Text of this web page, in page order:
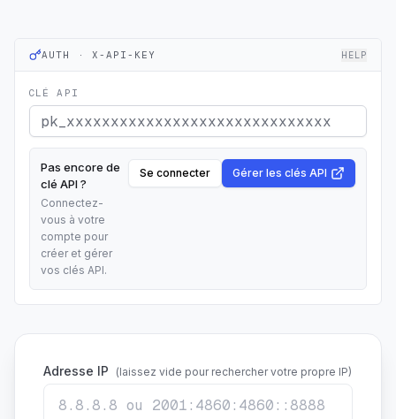
AUTH · X-API-KEY HELP
CLÉ API
Pas encore de
clé API ?
Connectez-
vous à votre
compte pour
créer et gérer
vos clés API.
Se connecter Gérer les clés API
Adresse IP (laissez vide pour rechercher votre propre IP)